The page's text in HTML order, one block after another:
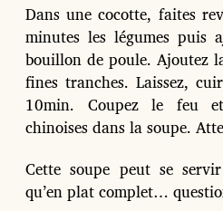
Dans une cocotte, faites
minutes les légumes puis
bouillon de poule. Ajoutez
fines tranches. Laissez,
10min. Coupez le feu
chinoises dans la soupe.
Cette soupe peut se
qu’en plat complet…